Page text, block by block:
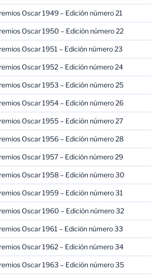
Oscar 1949 – Edición número 21
Oscar 1950 – Edición número 22
Oscar 1951 – Edición número 23
Oscar 1952 – Edición número 24
Oscar 1953 – Edición número 25
Oscar 1954 – Edición número 26
Oscar 1955 – Edición número 27
Oscar 1956 – Edición número 28
Oscar 1957 – Edición número 29
Oscar 1958 – Edición número 30
Oscar 1959 – Edición número 31
Oscar 1960 – Edición número 32
Oscar 1961 – Edición número 33
Oscar 1962 – Edición número 34
Oscar 1963 – Edición número 35